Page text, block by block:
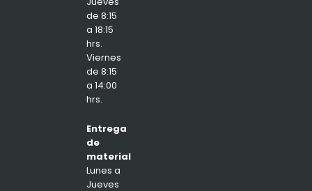
de 8:15
a 18:15
hrs.
Viernes
de 8:15
a 14:00
hrs.
Entrega
de
material
Lunes a
Jueves